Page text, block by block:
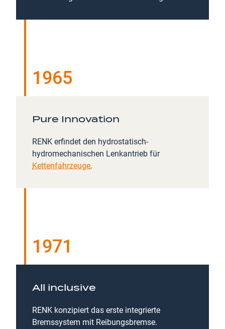
1965
Pure Innovation
RENK erfindet den hydrostatisch-
hydromechanischen Lenkantrieb für
Kettenfahrzeuge.
1971
All inclusive
RENK konzipiert das erste integrierte
Bremssystem mit Reibungsbremse.